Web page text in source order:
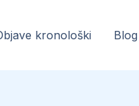
kronološki Blog